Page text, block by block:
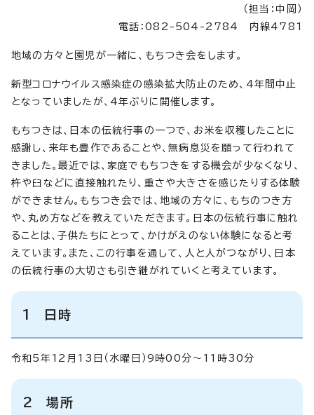
（担当：中岡）
電話：082-504-2784 内線4781
地域の方々と園児が一緒に、もちつき会をします。
新型コロナウイルス感染症の感染拡大防止のため、4年間中止
となっていましたが、4年ぶりに開催します。
もちつきは、日本の伝統行事の一つで、お米を収穫したことに
感謝し、来年も豊作であることや、無病息災を願って行われて
きました。最近では、家庭でもちつきをする機会が少なくなり、
杵や臼などに直接触れたり、重さや大きさを感じたりする体験
ができません。もちつき会では、地域の方々に、もちのつき方
や、丸め方などを教えていただきます。日本の伝統行事に触れ
ることは、子供たちにとって、かけがえのない体験になると考
えています。また、この行事を通して、人と人がつながり、日本
の伝統行事の大切さも引き継がれていくと考えています。
1 日時
令和5年12月13日（水曜日）9時00分～11時30分
2 場所